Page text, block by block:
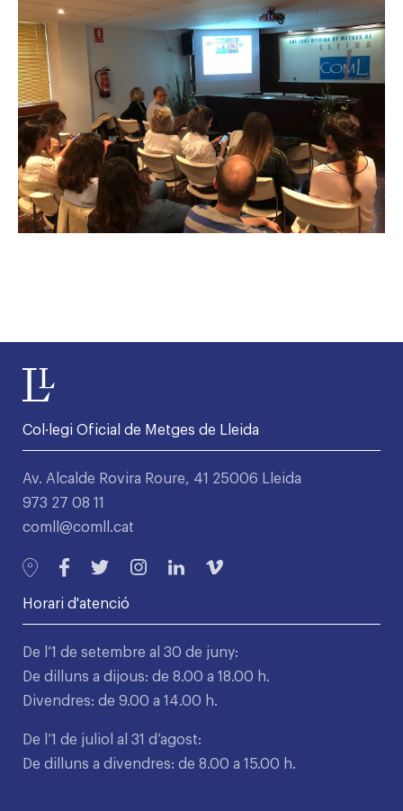
Col·legi Oficial de Metges de Lleida
Av. Alcalde Rovira Roure, 41 25006 Lleida
973 27 08 11
comll@comll.cat
Horari d'atenció
De l’1 de setembre al 30 de juny:
De dilluns a dijous: de 8.00 a 18.00 h.
Divendres: de 9.00 a 14.00 h.
De l’1 de juliol al 31 d’agost:
De dilluns a divendres: de 8.00 a 15.00 h.